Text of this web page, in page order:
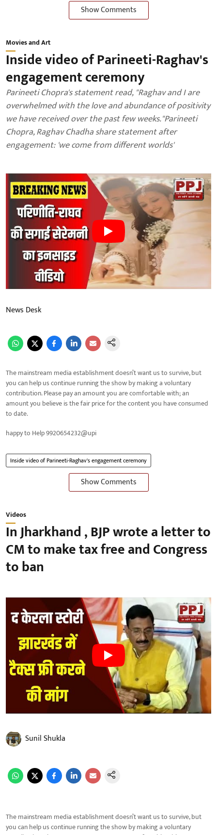
Show Comments
Movies and Art
Inside video of Parineeti-Raghav's
engagement ceremony
Parineeti Chopra's statement read, "Raghav and I are
overwhelmed with the love and abundance of positivity
we have received over the past few weeks."Parineeti
Chopra, Raghav Chadha share statement after
engagement: 'we come from different worlds'
News Desk
The mainstream media establishment doesn’t want us to survive, but
you can help us continue running the show by making a voluntary
contribution. Please pay an amount you are comfortable with; an
amount you believe is the fair price for the content you have consumed
to date.
happy to Help 9920654232@upi
Inside video of Parineeti-Raghav's engagement ceremony
Show Comments
Videos
In Jharkhand , BJP wrote a letter to
CM to make tax free and Congress
to ban
Sunil Shukla
The mainstream media establishment doesn’t want us to survive, but
you can help us continue running the show by making a voluntary